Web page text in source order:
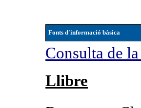
Fonts d'informació bàsica
Consulta de
Llibre